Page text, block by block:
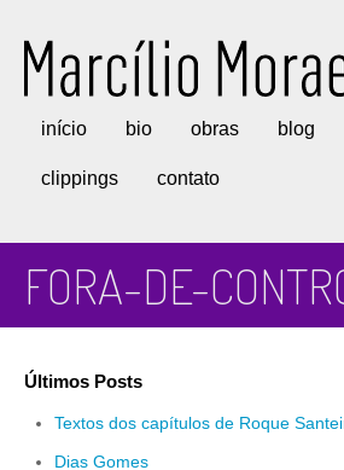
início bio obras blog
clippings contato
FORA-DE-
Últimos Posts
Textos dos capítulos de Roque
Dias Gomes